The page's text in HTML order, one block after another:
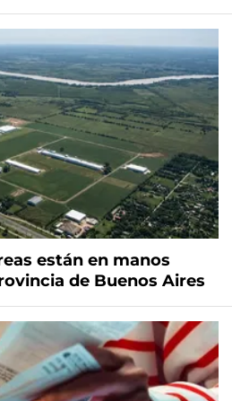
están en manos
de Buenos Aires